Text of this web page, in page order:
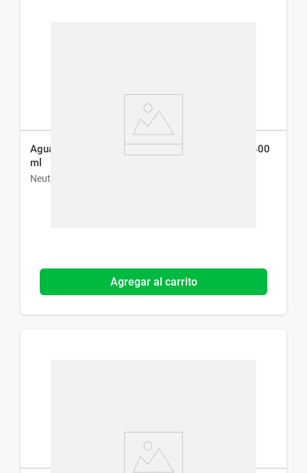
Agua Micelar Neutrogena Purified Skin 7 en 1 x 400
ml
Neutrogena
Agregar al carrito